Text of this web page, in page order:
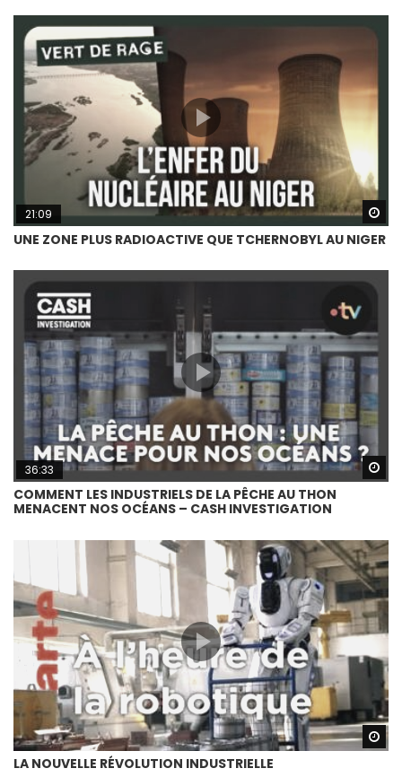
21:09
UNE ZONE PLUS RADIOACTIVE QUE TCHERNOBYL AU NIGER
36:33
COMMENT LES INDUSTRIELS DE LA PÊCHE AU THON
MENACENT NOS OCÉANS – CASH INVESTIGATION
LA NOUVELLE RÉVOLUTION INDUSTRIELLE